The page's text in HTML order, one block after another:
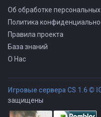
Об обработке
Политика
Правила проекта
База знаний
О Нас
Игровые сервера CS 1.6 ©
защищены